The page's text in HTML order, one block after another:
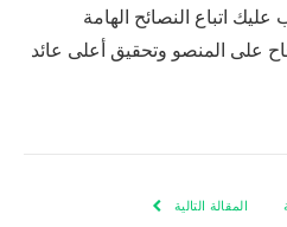
اتباع النصائح الهامة
على المنصو وتحقيق أعلى عائد
المقالة التالية